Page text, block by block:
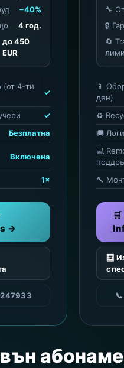
−40%
4 год.
до 450
EUR
(от 4-ти
✓
✓
Безплатна
Включена
1×
→
🔧
🔒
🔄
📱
ден)
♻️
🚚
💻
🔨
🧮